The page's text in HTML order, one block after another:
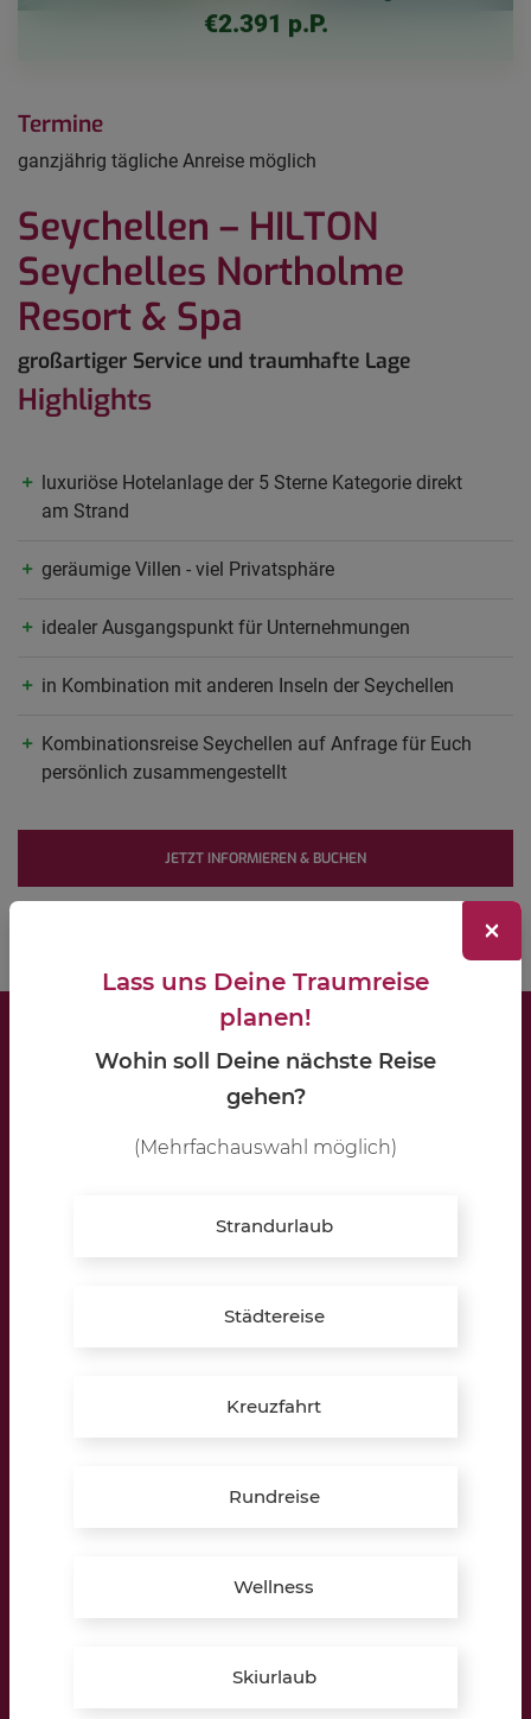
€2.391 p.P.
Termine
ganzjährig tägliche Anreise möglich
Seychellen – HILTON
Seychelles Northolme
Resort & Spa
großartiger Service und traumhafte Lage
Highlights
luxuriöse Hotelanlage der 5 Sterne Kategorie direkt
am Strand
geräumige Villen - viel Privatsphäre
idealer Ausgangspunkt für Unternehmungen
in Kombination mit anderen Inseln der Seychellen
Kombinationsreise Seychellen auf Anfrage für Euch
persönlich zusammengestellt
JETZT INFORMIEREN & BUCHEN
LIPPKAU Reisebüro
×
Lass uns Deine Traumreise
planen!
Wohin soll Deine nächste Reise
gehen?
(Mehrfachauswahl möglich)
Strandurlaub
Städtereise
Kreuzfahrt
Rundreise
Wellness
Skiurlaub